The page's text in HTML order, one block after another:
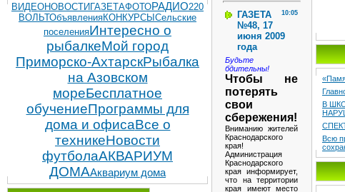
ВИДЕОНОВОСТИ ГАЗЕТАФОТОРАДИО220
ВОЛЬТОбъявленияКОНКУРСЫ Сельские
поселенияИнтересно о
рыбалкеМой город
Приморско-АхтарскРыбалка
на Азовском
мореБесплатное
обучениеПрограммы для
дома и офисаВсе о
техникеНовости
футболаАКВАРИУМ
ДОМААквариум дома
10:05
ГАЗЕТА
№48, 17
июня 2009
года
Будьте
бдительны!
Чтобы не
потерять
свои
сбережения!
Вниманию жителей
Краснодарского
края!
Администрация
Краснодарского
края информирует,
что на территории
края имеют место
В
Всю